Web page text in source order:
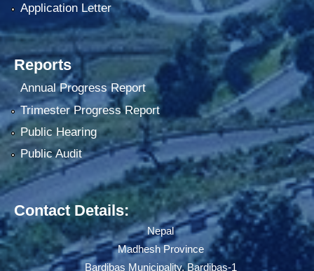
Application Letter
Reports
Annual Progress Report
Trimester Progress Report
Public Hearing
Public Audit
Contact Details:
Nepal
Madhesh Province
Bardibas Municipality, Bardibas-1